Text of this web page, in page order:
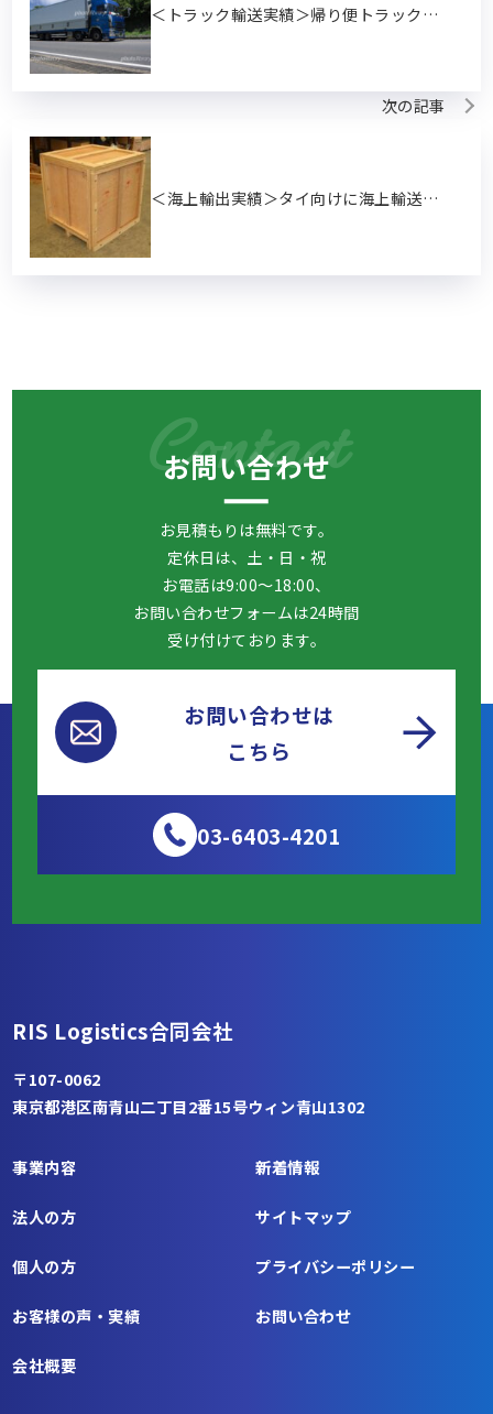
＜トラック輸送実績＞帰り便トラックを利用し千葉→佐賀の輸送を行いました
次の記事
＜海上輸出実績＞タイ向けに海上輸送と輸出梱包業務を承りました
Contact
お問い合わせ
お見積もりは無料です。
定休日は、土・日・祝
お電話は9:00～18:00、
お問い合わせフォームは24時間
受け付けております。
お問い合わせは
こちら
03-6403-4201
RIS Logistics合同会社
〒107-0062
東京都港区南青山二丁目2番15号ウィン青山1302
事業内容
法人の方
個人の方
お客様の声・実績
会社概要
新着情報
サイトマップ
プライバシーポリシー
お問い合わせ